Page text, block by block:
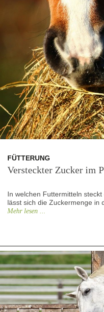
FÜTTERUNG
Versteckter Zucker im
In welchen Futtermitteln
lässt sich die Zuckermenge in
Mehr lesen ...